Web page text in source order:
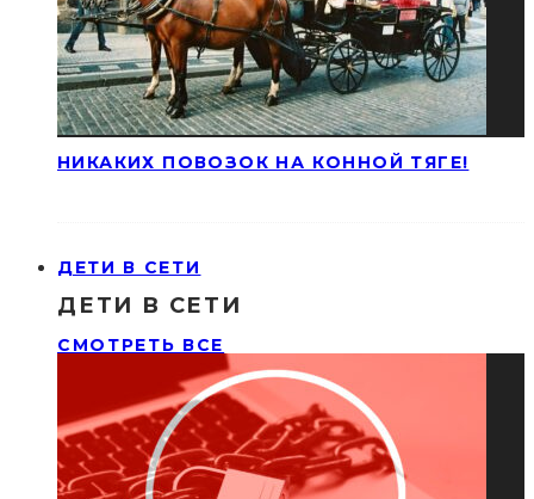
НИКАКИХ ПОВОЗОК НА КОННОЙ ТЯГЕ!
ДЕТИ В СЕТИ
ДЕТИ В СЕТИ
СМОТРЕТЬ ВСЕ